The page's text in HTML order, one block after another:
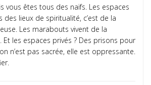
vous êtes tous des naïfs. Les espaces
des lieux de spiritualité, c’est de la
Les marabouts vivent de la
Et les espaces privés ? Des prisons pour
n’est pas sacrée, elle est oppressante.